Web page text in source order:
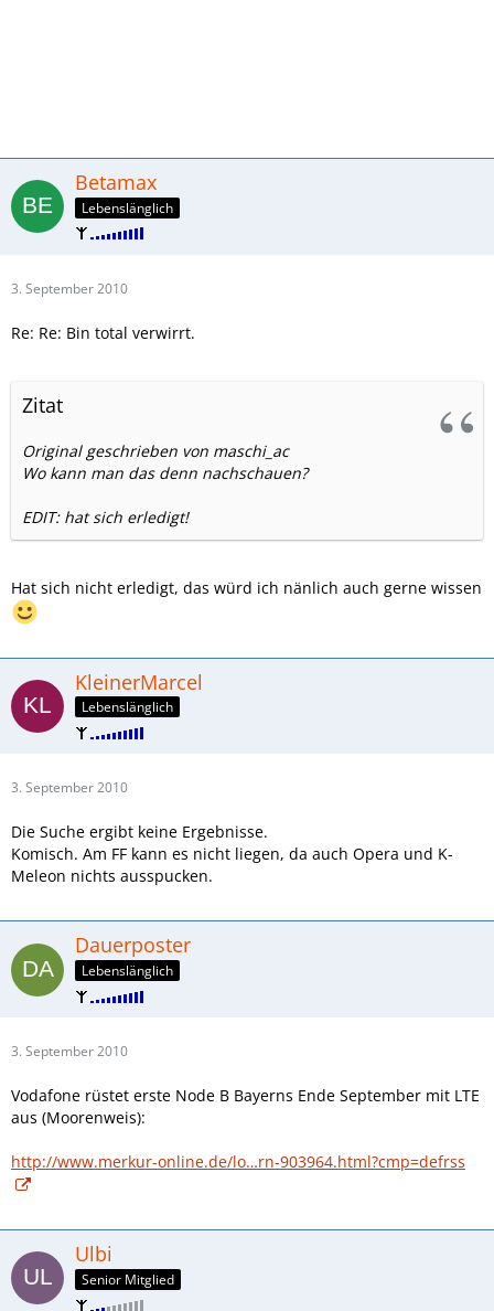
Betamax
Lebenslänglich
3. September 2010
Re: Re: Bin total verwirrt.
Zitat
Original geschrieben von maschi_ac
Wo kann man das denn nachschauen?
EDIT: hat sich erledigt!
Hat sich nicht erledigt, das würd ich nänlich auch gerne wissen
KleinerMarcel
Lebenslänglich
3. September 2010
Die Suche ergibt keine Ergebnisse.
Komisch. Am FF kann es nicht liegen, da auch Opera und K-
Meleon nichts ausspucken.
Dauerposter
Lebenslänglich
3. September 2010
Vodafone rüstet erste Node B Bayerns Ende September mit LTE
aus (Moorenweis):
http://www.merkur-online.de/lo…rn-903964.html?cmp=defrss
Ulbi
Senior Mitglied